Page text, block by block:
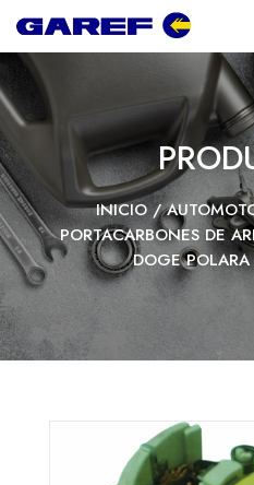
INICIO/
PORTACARBONES DE
DOGE